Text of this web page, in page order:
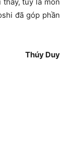
đã góp phần
Thúy Duy